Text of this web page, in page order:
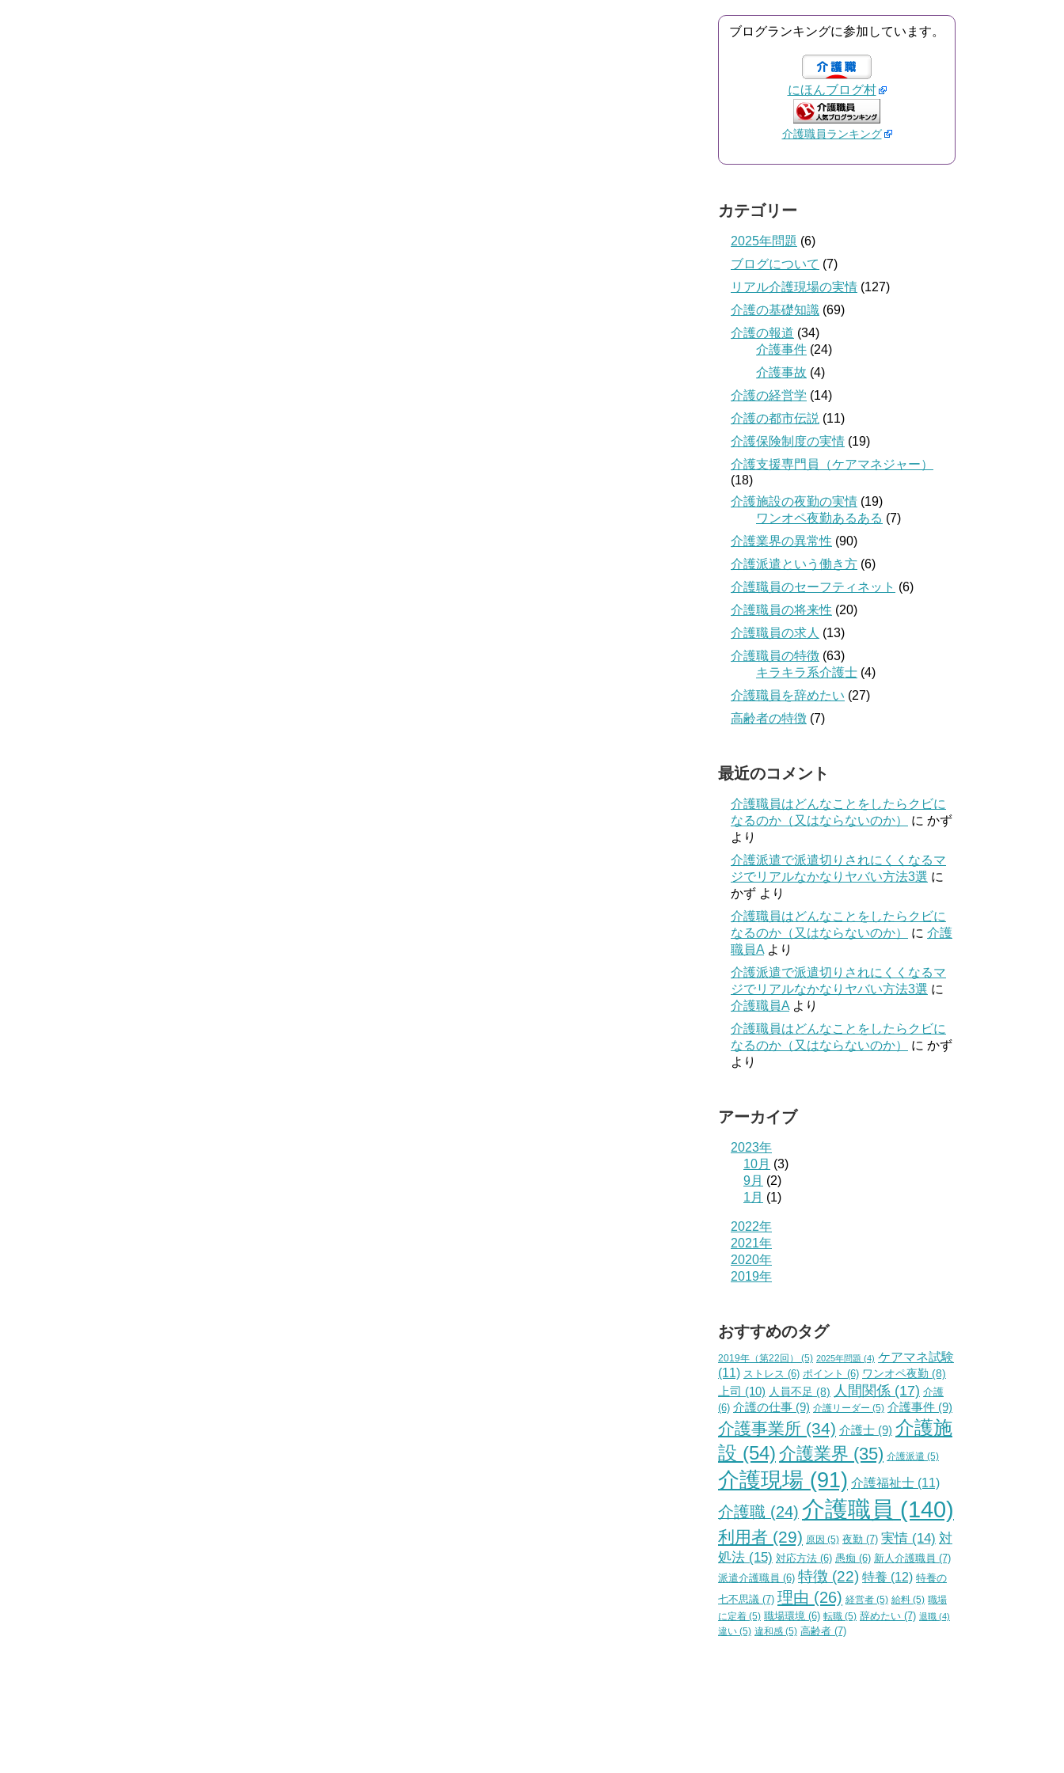
ブログランキングに参加しています。
にほんブログ村
介護職員ランキング
カテゴリー
2025年問題 (6)
ブログについて (7)
リアル介護現場の実情 (127)
介護の基礎知識 (69)
介護の報道 (34)
介護事件 (24)
介護事故 (4)
介護の経営学 (14)
介護の都市伝説 (11)
介護保険制度の実情 (19)
介護支援専門員（ケアマネジャー）
(18)
介護施設の夜勤の実情 (19)
ワンオペ夜勤あるある (7)
介護業界の異常性 (90)
介護派遣という働き方 (6)
介護職員のセーフティネット (6)
介護職員の将来性 (20)
介護職員の求人 (13)
介護職員の特徴 (63)
キラキラ系介護士 (4)
介護職員を辞めたい (27)
高齢者の特徴 (7)
最近のコメント
介護職員はどんなことをしたらクビに
なるのか（又はならないのか）
に かず
より
介護派遣で派遣切りされにくくなるマ
ジでリアルなかなりヤバい方法3選 に
かず より
介護職員はどんなことをしたらクビに
なるのか（又はならないのか）
に 介護
職員A より
介護派遣で派遣切りされにくくなるマ
ジでリアルなかなりヤバい方法3選 に
介護職員A より
介護職員はどんなことをしたらクビに
なるのか（又はならないのか）
に かず
より
アーカイブ
2023年
10月 (3)
9月 (2)
1月 (1)
2022年
2021年
2020年
2019年
おすすめのタグ
2019年（第22回） (5) 2025年問題 (4) ケアマネ試験
(11) ストレス (6) ポイント (6) ワンオペ夜勤 (8)
上司 (10) 人員不足 (8) 人間関係 (17) 介護
(6) 介護の仕事 (9) 介護リーダー (5) 介護事件 (9)
介護事業所 (34) 介護士 (9) 介護施
設 (54) 介護業界 (35) 介護派遣 (5)
介護現場 (91) 介護福祉士 (11)
介護職 (24) 介護職員 (140)
利用者 (29) 原因 (5) 夜勤 (7) 実情 (14) 対
処法 (15) 対応方法 (6) 愚痴 (6) 新人介護職員 (7)
派遣介護職員 (6) 特徴 (22) 特養 (12) 特養の
七不思議 (7) 理由 (26) 経営者 (5) 給料 (5) 職場
に定着 (5) 職場環境 (6) 転職 (5) 辞めたい (7) 退職 (4)
違い (5) 違和感 (5) 高齢者 (7)